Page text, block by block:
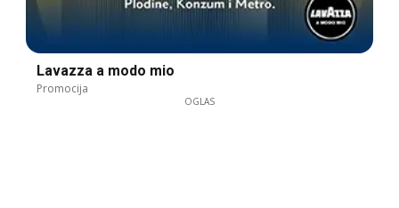
Lavazza a modo mio
Promocija
OGLAS